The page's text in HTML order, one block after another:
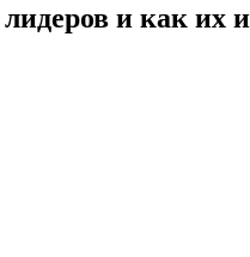
и как их